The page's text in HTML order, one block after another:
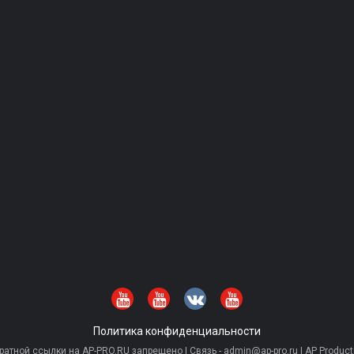
Политика конфиденциальности
ссылки на AP-PRO.RU запрещено | Связь - admin@ap-pro.ru | AP